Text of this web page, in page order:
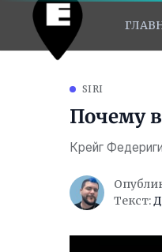
SIRI
Почему
Крейг
Текст: